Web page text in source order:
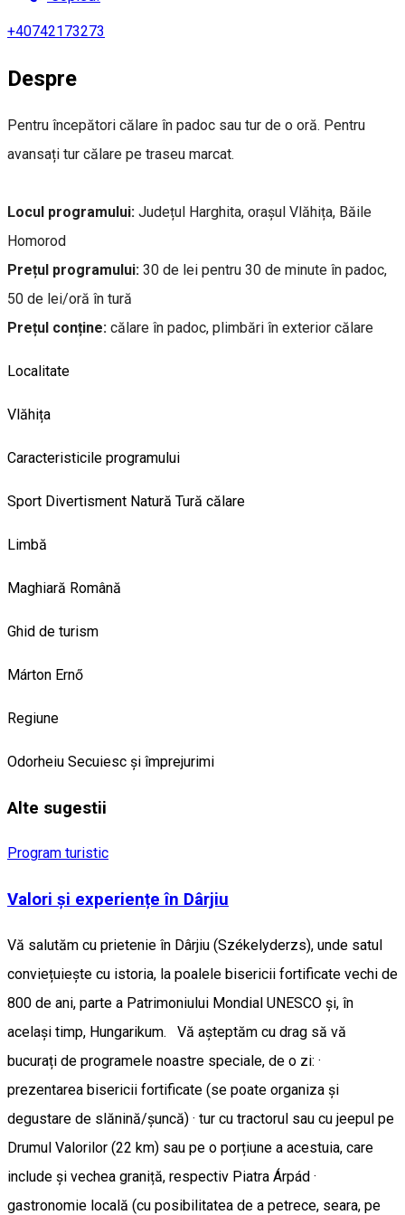
+40742173273
Despre
Pentru începători călare în padoc sau tur de o oră. Pentru
avansați tur călare pe traseu marcat.
Locul programului: Județul Harghita, orașul Vlăhița, Băile
Homorod
Prețul programului: 30 de lei pentru 30 de minute în padoc,
50 de lei/oră în tură
Prețul conține: călare în padoc, plimbări în exterior călare
Localitate
Vlăhița
Caracteristicile programului
Sport Divertisment Natură Tură călare
Limbă
Maghiară Română
Ghid de turism
Márton Ernő
Regiune
Odorheiu Secuiesc și împrejurimi
Alte sugestii
Program turistic
Valori și experiențe în Dârjiu
Vă salutăm cu prietenie în Dârjiu (Székelyderzs), unde satul
conviețuiește cu istoria, la poalele bisericii fortificate vechi de
800 de ani, parte a Patrimoniului Mondial UNESCO și, în
același timp, Hungarikum. Vă așteptăm cu drag să vă
bucurați de programele noastre speciale, de o zi: ·
prezentarea bisericii fortificate (se poate organiza și
degustare de slănină/șuncă) · tur cu tractorul sau cu jeepul pe
Drumul Valorilor (22 km) sau pe o porțiune a acestuia, care
include și vechea graniță, respectiv Piatra Árpád ·
gastronomie locală (cu posibilitatea de a petrece, seara, pe